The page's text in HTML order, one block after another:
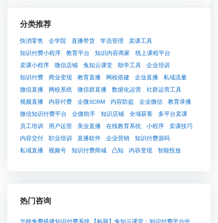
分类推荐
快消零售 企学院 直播带货 学员管理
卖课工具
知识付费小程序
教育平台 知识内容商家
线上课程平台
卖课小程序
微信店铺 兔知云课堂 助学工具
企业培训
知识付费
商业变现 教育直播 网校搭建 企业直播
私域流量
微信直播
网校系统 微信群直播 数据化运营
社群运营工具
视频直播
内容付费 企微SCRM 内容防盗 企业微信
教育录播
微信知识付费平台
企微助手 知识店铺 全域获客
多平台卖课
员工培训
用户运营 美业直播 在线教育系统 小程序
卖课技巧
内容交付
职业培训 直播软件 企业营销
知识付费源码
私域直播
视频号 知识付费商城 凸知 内容变现 智能投放
热门咨询
怎样免费搭建知识付费系统,【标题】兔知云课堂：知识付费平台中的创新巨擘